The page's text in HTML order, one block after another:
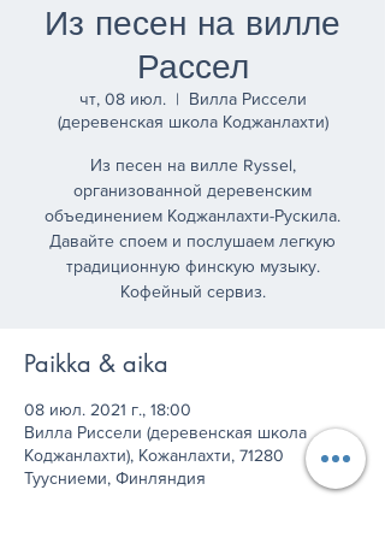
Из песен на вилле
Рассел
чт, 08 июл.
  |
Вилла Риссели
(деревенская школа Коджанлахти)
Из песен на вилле Ryssel,
организованной деревенским
объединением Коджанлахти-Рускила.
Давайте споем и послушаем легкую
традиционную финскую музыку.
Кофейный сервиз.
Paikka & aika
08 июл. 2021 г., 18:00
Вилла Риссели (деревенская школа
Коджанлахти), Кожанлахти, 71280
Туусниеми, Финляндия